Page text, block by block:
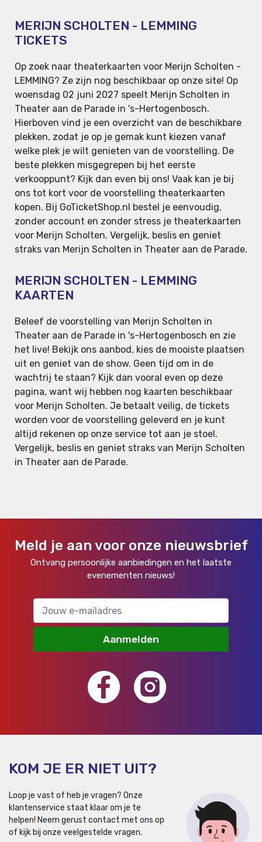
MERIJN SCHOLTEN - LEMMING
TICKETS
Op zoek naar theaterkaarten voor Merijn Scholten -
LEMMING? Ze zijn nog beschikbaar op onze site! Op
woensdag 02 juni 2027 speelt Merijn Scholten in
Theater aan de Parade in 's-Hertogenbosch.
Hierboven vind je een overzicht van de beschikbare
plekken, zodat je op je gemak kunt kiezen vanaf
welke plek je wilt genieten van de voorstelling. De
beste plekken misgegrepen bij het eerste
verkooppunt? Kijk dan even bij ons! Vaak kan je bij
ons tot kort voor de voorstelling theaterkaarten
kopen. Bij GoTicketShop.nl bestel je eenvoudig,
zonder account en zonder stress je theaterkaarten
voor Merijn Scholten. Vergelijk, beslis en geniet
straks van Merijn Scholten in Theater aan de Parade.
MERIJN SCHOLTEN - LEMMING
KAARTEN
Beleef de voorstelling van Merijn Scholten in
Theater aan de Parade in 's-Hertogenbosch en zie
het live! Bekijk ons aanbod, kies de mooiste plaatsen
uit en geniet van de show. Geen tijd om in de
wachtrij te staan? Kijk dan vooral even op deze
pagina, want wij hebben nog kaarten beschikbaar
voor Merijn Scholten. Je betaalt veilig, de tickets
worden voor de voorstelling geleverd en je kunt
altijd rekenen op onze service tot aan je stoel.
Vergelijk, beslis en geniet straks van Merijn Scholten
in Theater aan de Parade.
Meld je aan voor onze nieuwsbrief
Ontvang persoonlijke aanbiedingen en het laatste
evenementen nieuws!
Aanmelden
KOM JE ER NIET UIT?
Loop je vast of heb je vragen? Onze
klantenservice staat klaar om je te
helpen! Neem gerust contact met ons op
of kijk bij onze veelgestelde vragen.